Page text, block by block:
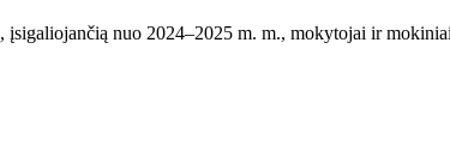
nuo 2024–2025 m. m., mokytojai ir